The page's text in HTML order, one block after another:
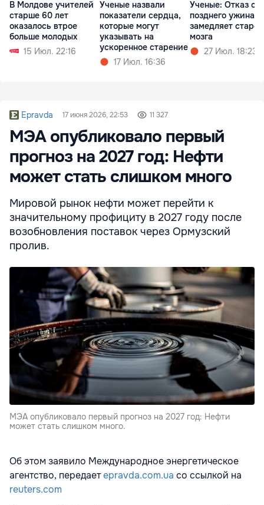
В Молдове учителей
старше 60 лет
оказалось втрое
больше молодых
15 Июл. 22:16
Ученые назвали
показатели сердца,
которые могут
указывать на
ускоренное старение
17 Июл. 16:36
Ученые: Отказ от
позднего ужина
замедляет
мозга
27 Июл. 18:23
Epravda 17 июня 2026, 22:53 11 327
МЭА опубликовало первый
прогноз на 2027 год: Нефти
может стать слишком много
Мировой рынок нефти может перейти к
значительному профициту в 2027 году после
возобновления поставок через Ормузский
пролив.
МЭА опубликовало первый прогноз на 2027 год: Нефти
может стать слишком много.
Об этом заявило Международное энергетическое
агентство, передаетepravda.com.ua со ссылкой на
reuters.com